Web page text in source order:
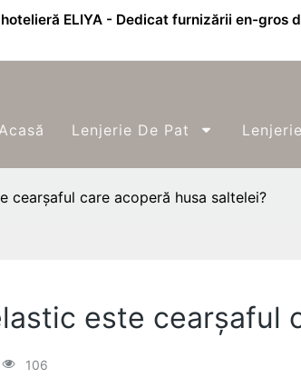
ELIYA - Dedicat furnizării en-gros
Lenjerie De Pat
cearșaful care acoperă husa saltelei?
este cearșaful
106